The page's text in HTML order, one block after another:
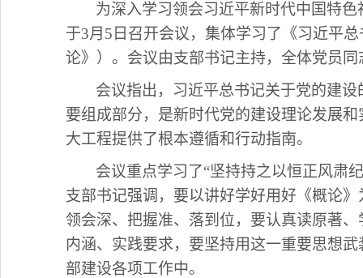
为深入学习领会习近平新时代中国特
于3月5日召开会议，集体学习了《习近平
论》）。会议由支部书记主持，全体党员同
会议指出，习近平总书记关于党的建
要组成部分，是新时代党的建设理论发展
大工程提供了根本遵循和行动指南。
会议重点学习了“坚持持之以恒正风肃
支部书记强调，要以讲好学好用好《概论
领会深、把握准、落到位，要认真读原著
内涵、实践要求，要坚持用这一重要思想
部建设各项工作中。